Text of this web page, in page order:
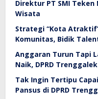
Direktur PT SMI Teken
Wisata
Strategi “Kota
Komunitas, Bidik
Anggaran Turun Tapi
Naik, DPRD
Tak Ingin Tertipu
Pansus di DPRD